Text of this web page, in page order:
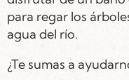
para regar los
agua del río.
¿Te sumas a